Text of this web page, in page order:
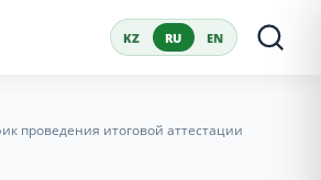
KZ RU EN
проведения итоговой аттестации